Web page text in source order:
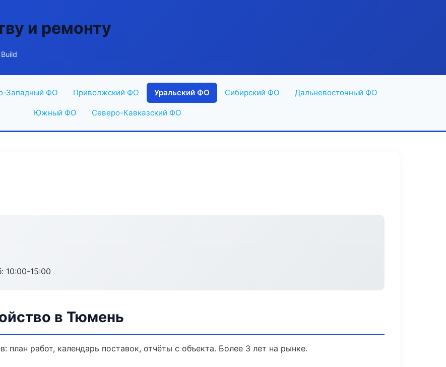
и ремонту
Западный ФО Приволжский ФО Уральский ФО Сибирский ФО Дальневосточный ФО
Южный ФО Северо-Кавказский ФО
10:00-15:00
в Тюмень
план работ, календарь поставок, отчёты с объекта. Более 3 лет на рынке.